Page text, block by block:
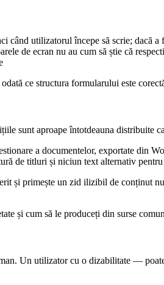
utilizatorul începe să scrie; dacă
de ecran nu au cum să știe că
ce structura formularului este
sunt aproape întotdeauna distribuite
a documentelor, exportate din
de titluri și niciun text alternativ
și primește un zid ilizibil de conținut
și cum să le produceți din surse
Un utilizator cu o dizabilitate —